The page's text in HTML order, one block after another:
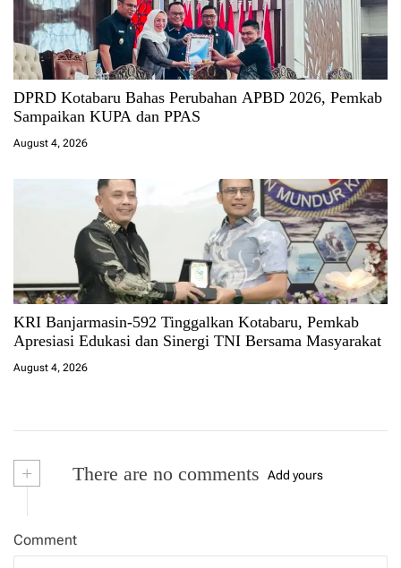
DPRD Kotabaru Bahas Perubahan APBD 2026, Pemkab
Sampaikan KUPA dan PPAS
August 4, 2026
KRI Banjarmasin-592 Tinggalkan Kotabaru, Pemkab
Apresiasi Edukasi dan Sinergi TNI Bersama Masyarakat
August 4, 2026
+ There are no comments Add yours
Comment